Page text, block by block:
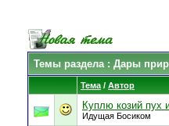
Темы раздела: Дары
Тема / Автор
Куплю козий пух
Идущая Босиком